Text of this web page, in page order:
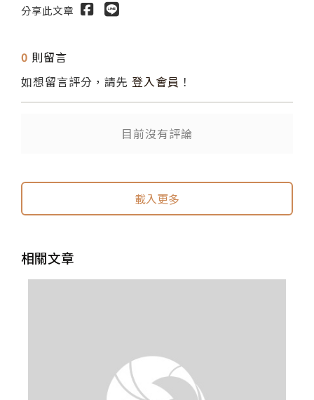
分享此文章
0 則留言
如想留言評分，請先 登入會員 ！
目前沒有評論
載入更多
相關文章